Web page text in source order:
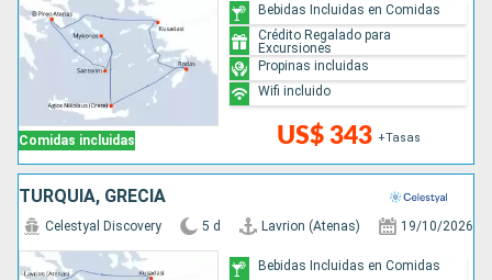
Comidas incluidas US$ 343 +Tasas
Bebidas Incluidas en Comidas
Crédito Regalado para
Excursiones
Propinas incluidas
Wifi incluido
TURQUÍA, GRECIA
Celestyal Discovery 5 d Lavrion (Atenas) 19/10/2026
Bebidas Incluidas en Comidas